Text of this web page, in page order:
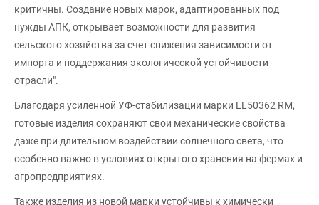
критичны. Создание новых марок, адаптированных под
нужды АПК, открывает возможности для развития
сельского хозяйства за счет снижения зависимости от
импорта и поддержания экологической устойчивости
отрасли".
Благодаря усиленной УФ-стабилизации марки LL50362 RM,
готовые изделия сохраняют свои механические свойства
даже при длительном воздействии солнечного света, что
особенно важно в условиях открытого хранения на фермах и
агропредприятиях.
Также изделия из новой марки устойчивы к химически